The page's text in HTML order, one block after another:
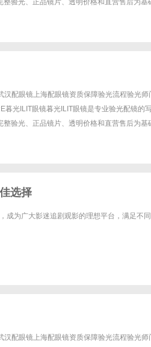
验光、正品镜片、透明价格和直营售后为基
配眼镜上海配眼镜资质保障验光流程验光师
光ILIT眼镜暮光ILIT眼镜是专业验光配镜的
验光、正品镜片、透明价格和直营售后为基
选择
成为广大影迷追剧观影的理想平台，满足不
配眼镜上海配眼镜资质保障验光流程验光师